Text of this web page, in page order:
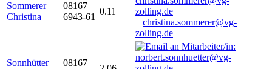
Sommerer
Christina
08167
6943-61
0.11
christina.sommerer@vg-
zolling.de
Sonnhütter
08167